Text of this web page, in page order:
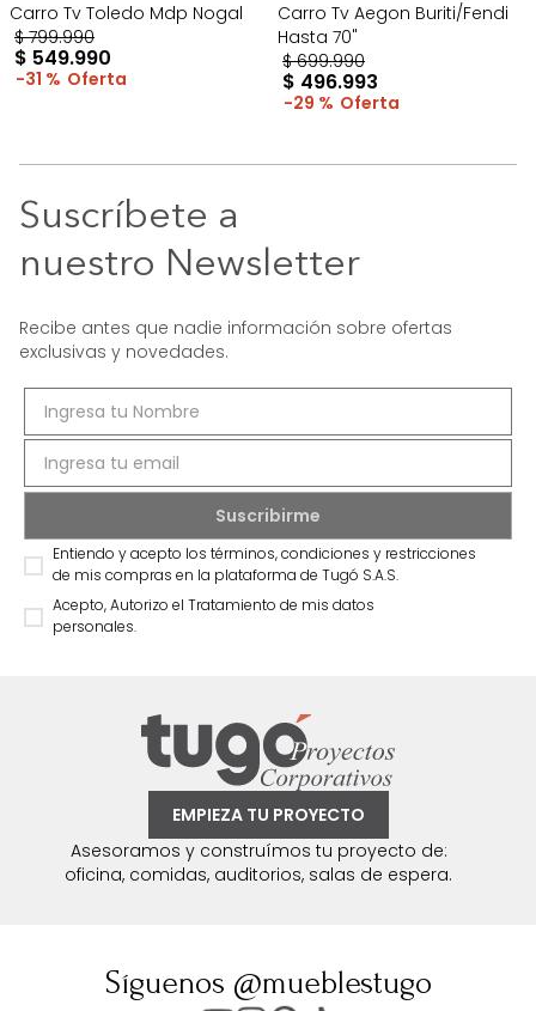
Carro Tv Toledo Mdp Nogal
$ 799.990
$ 549.990
31 %
Carro Tv Aegon Buriti/Fendi
Hasta 70"
$ 699.990
$ 496.993
29 %
Suscríbete a
nuestro Newsletter
Recibe antes que nadie información sobre ofertas
exclusivas y novedades.
Entiendo y acepto los términos, condiciones y restricciones
de mis compras en la plataforma de Tugó S.A.S.
Acepto, Autorizo el Tratamiento de mis datos
personales.
EMPIEZA TU PROYECTO
Asesoramos y construímos tu proyecto de:
oficina, comidas, auditorios, salas de espera.
Síguenos @mueblestugo